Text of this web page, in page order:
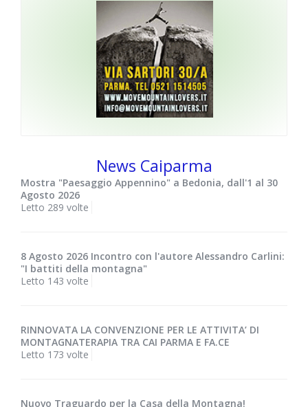
News Caiparma
Mostra "Paesaggio Appennino" a Bedonia, dall'1 al 30
Agosto 2026
Letto 289 volte
8 Agosto 2026 Incontro con l'autore Alessandro Carlini:
"I battiti della montagna"
Letto 143 volte
RINNOVATA LA CONVENZIONE PER LE ATTIVITA’ DI
MONTAGNATERAPIA TRA CAI PARMA E FA.CE
Letto 173 volte
Nuovo Traguardo per la Casa della Montagna!